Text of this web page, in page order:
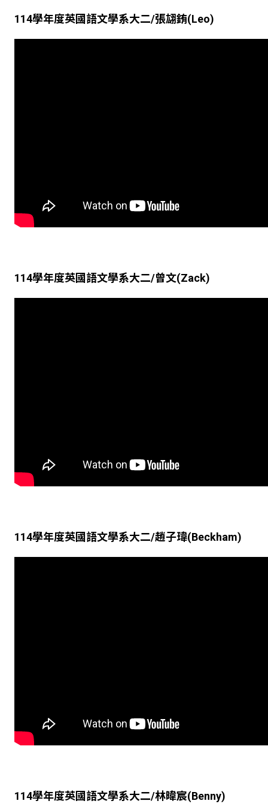
114學年度英國語文學系大二/張翃銪(Leo)
114學年度英國語文學系大二/曾文(Zack)
114學年度英國語文學系大二/趙子瑋(Beckham)
114學年度英國語文學系大二/林暐宸(Benny)